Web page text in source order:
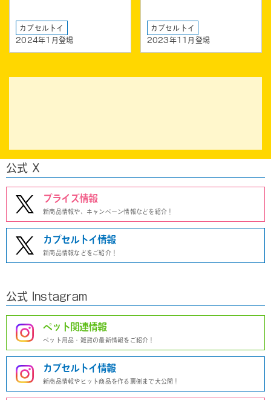
カプセルトイ
2024年1月登場
カプセルトイ
2023年11月登場
公式 X
プライズ情報
新商品情報や、キャンペーン情報などを紹介！
カプセルトイ情報
新商品情報などをご紹介！
公式 Instagram
ペット関連情報
ペット用品・雑貨の最新情報をご紹介！
カプセルトイ情報
新商品情報やヒット商品を作る裏側まで大公開！